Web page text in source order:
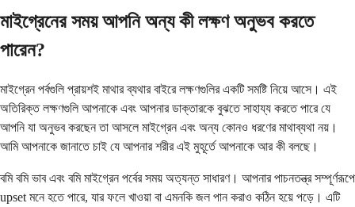
মাইগ্রেনের সময় আপনি অন্য কী লক্ষণ অনুভব করতে
পারেন?
মাইগ্রেন পর্বগুলি প্রায়শই মাথার ব্যথার বাইরে লক্ষণগুলির একটি সমষ্টি নিয়ে আসে। এই
অতিরিক্ত লক্ষণগুলি আপনাকে এবং আপনার ডাক্তারকে বুঝতে সাহায্য করতে পারে যে
আপনি যা অনুভব করছেন তা আসলে মাইগ্রেন এবং অন্য কোনও ধরণের মাথাব্যথা নয়।
আমি আপনাকে জানাতে চাই যে আপনার শরীর এই মুহূর্তে আপনাকে আর কী বলছে।
বমি বমি ভাব এবং বমি মাইগ্রেন পর্বের সময় অত্যন্ত সাধারণ। আপনার পাচনতন্ত্র সম্পূর্ণরূপে
upset মনে হতে পারে, যার ফলে খাওয়া বা এমনকি জল পান করাও কঠিন হয়ে পড়ে। এটি